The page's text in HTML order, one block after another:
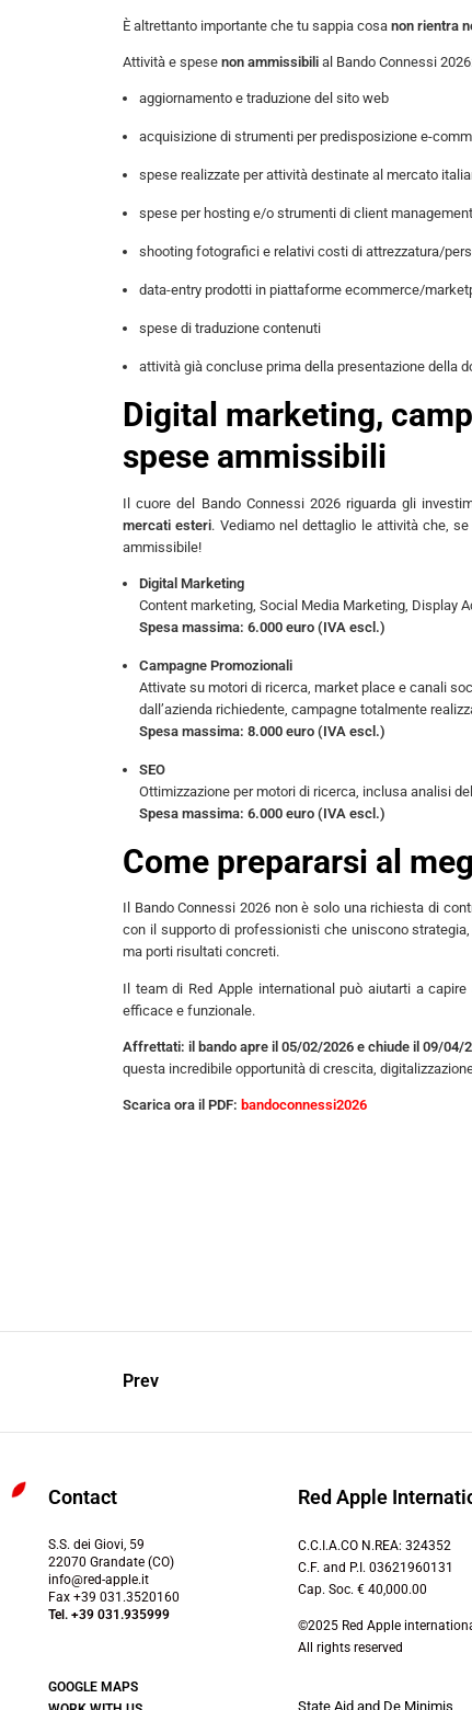
È altrettanto importante che tu sappia cosa non rientra
Attività e spese non ammissibili al Bando Connessi
aggiornamento e traduzione del sito web
acquisizione di strumenti per predisposizione e-
spese realizzate per attività destinate al mercato
spese per hosting e/o strumenti di client management
shooting fotografici e relativi costi di attrezzatura/
data-entry prodotti in piattaforme ecommerce/
spese di traduzione contenuti
attività già concluse prima della presentazione della
Digital marketing,
spese ammissibili
Il cuore del Bando Connessi 2026 riguarda gli
mercati esteri. Vediamo nel dettaglio le attività che,
ammissibile!
Digital Marketing
Content marketing, Social Media Marketing, Display
Spesa massima: 6.000 euro (IVA escl.)
Campagne Promozionali
Attivate su motori di ricerca, market place e canali
dall’azienda richiedente, campagne totalmente
Spesa massima: 8.000 euro (IVA escl.)
SEO
Ottimizzazione per motori di ricerca, inclusa analisi
Spesa massima: 6.000 euro (IVA escl.)
Come prepararsi al
Il Bando Connessi 2026 non è solo una richiesta di
con il supporto di professionisti che uniscono
ma porti risultati concreti.
Il team di Red Apple international può aiutarti a
efficace e funzionale.
Affrettati: il bando apre il 05/02/2026 e chiude il 09/04/
questa incredibile opportunità di crescita,
Scarica ora il PDF: bandoconnessi2026
Prev
Contact
S.S. dei Giovi, 59
22070 Grandate (CO)
info@red-apple.it
Fax +39 031.3520160
Tel. +39 031.935999
GOOGLE MAPS
Red Apple
C.C.I.A.CO N.REA: 324352
C.F. and P.I. 03621960131
Cap. Soc. € 40,000.00
©2025 Red Apple
All rights reserved
State Aid and De Minimis